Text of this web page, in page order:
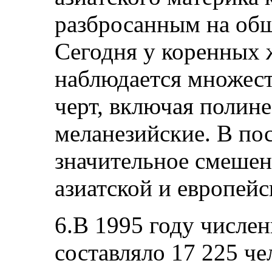
разбросанным на
Сегодня у коренных
наблюдается
черт, включая
меланезийские. В
значительное
азиатской и
6.В 1995 году
составляло 17 225